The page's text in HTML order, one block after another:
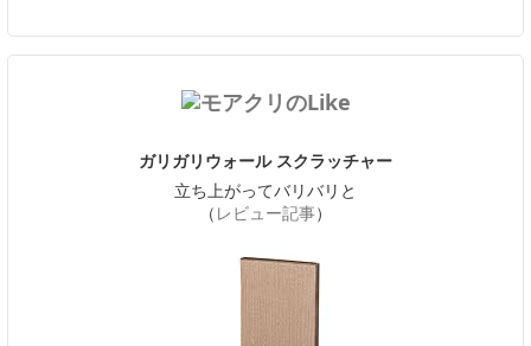
ガリガリウォール スクラッチャー
立ち上がってバリバリと
（ レビュー記事）